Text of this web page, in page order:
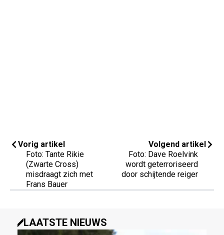
Vorig artikel
Foto: Tante Rikie
(Zwarte Cross)
misdraagt zich met
Frans Bauer
Volgend artikel
Foto: Dave Roelvink
wordt geterroriseerd
door schijtende reiger
LAATSTE NIEUWS